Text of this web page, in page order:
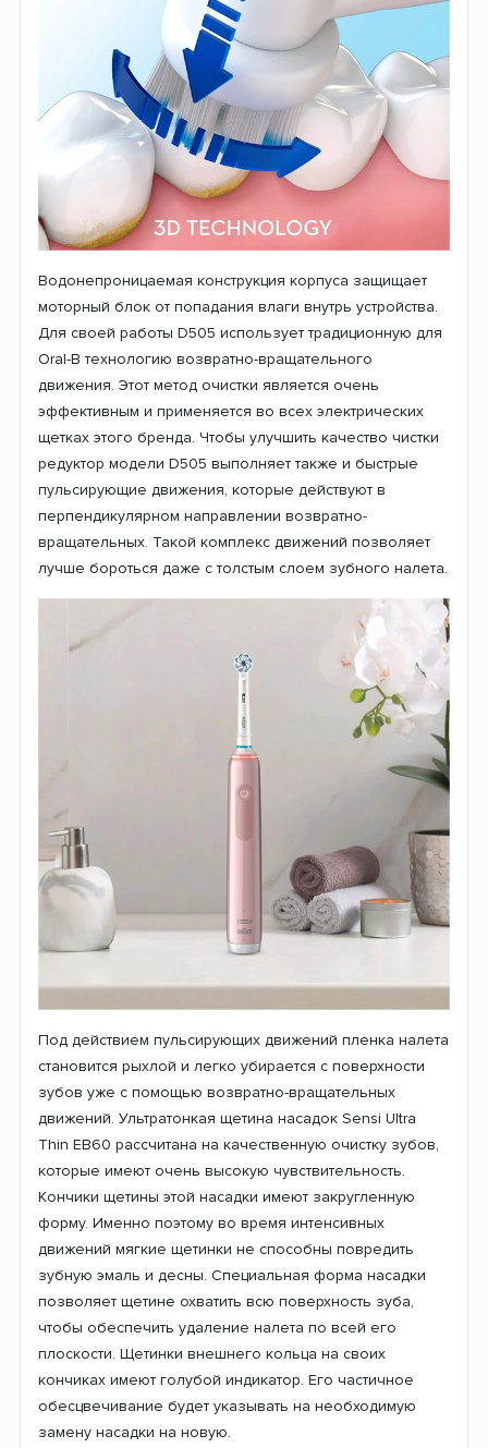
щетки понравится всем ценителям современных
технологий. Удобная форма ручки и нескользящая
поверхность обеспечивают комфортное пользование
устройством. Даже при контакте с водой щетка будет
прочно удерживаться в руке.
моторный блок от попадания влаги внутрь устройства.
Для своей работы D505 использует традиционную для
Oral-B технологию возвратно-вращательного
движения. Этот метод очистки является очень
эффективным и применяется во всех электрических
щетках этого бренда. Чтобы улучшить качество чистки
редуктор модели D505 выполняет также и быстрые
пульсирующие движения, которые действуют в
перпендикулярном направлении возвратно-
вращательных. Такой комплекс движений позволяет
лучше бороться даже с толстым слоем зубного налета.
Под действием пульсирующих движений пленка налета
становится рыхлой и легко убирается с поверхности
зубов уже с помощью возвратно-вращательных
движений. Ультратонкая щетина насадок Sensi Ultra